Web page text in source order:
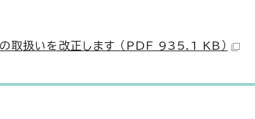
取扱いを改正します （PDF 935.1 KB）